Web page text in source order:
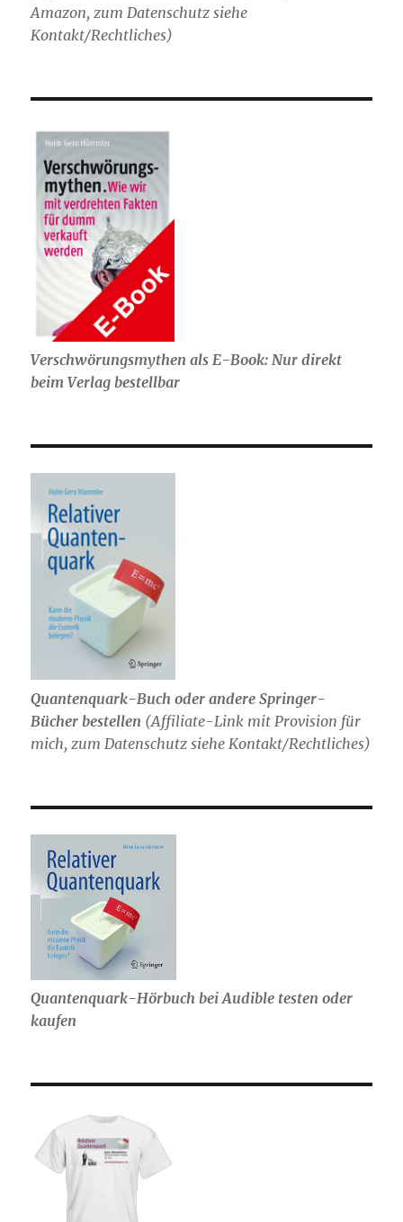
Amazon, zum Datenschutz siehe
Kontakt/Rechtliches)
Verschwörungsmythen als E-Book: Nur direkt
beim Verlag bestellbar
Quantenquark-Buch oder andere Springer-
Bücher bestellen (Affiliate-Link mit Provision für
mich, zum Datenschutz siehe Kontakt/Rechtliches)
Quantenquark-Hörbuch bei Audible testen oder
kaufen